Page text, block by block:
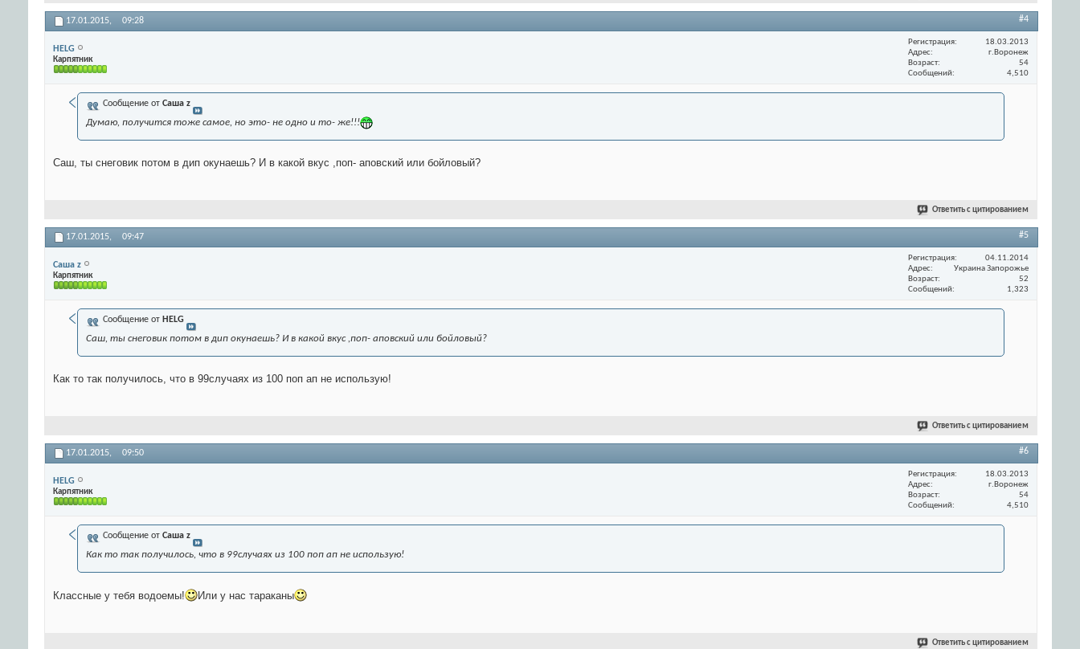
17.01.2015, 09:28 #4
HELG
Карпятник
Регистрация
18.03.2013
Адрес
г.Воронеж
Возраст
54
Сообщений
4,510
Сообщение от Саша z
Думаю, получится тоже самое, но это- не одно и то- же!!!
Саш, ты снеговик потом в дип окунаешь? И в какой вкус ,поп- аповский или бойловый?
Ответить с цитированием
17.01.2015, 09:47 #5
Саша z
Карпятник
Регистрация
04.11.2014
Адрес
Украина Запорожье
Возраст
52
Сообщений
1,323
Сообщение от HELG
Саш, ты снеговик потом в дип окунаешь? И в какой вкус ,поп- аповский или бойловый?
Как то так получилось, что в 99случаях из 100 поп ап не использую!
Ответить с цитированием
17.01.2015, 09:50 #6
HELG
Карпятник
Регистрация
18.03.2013
Адрес
г.Воронеж
Возраст
54
Сообщений
4,510
Сообщение от Саша z
Как то так получилось, что в 99случаях из 100 поп ап не использую!
Классные у тебя водоемы! Или у нас тараканы
Ответить с цитированием